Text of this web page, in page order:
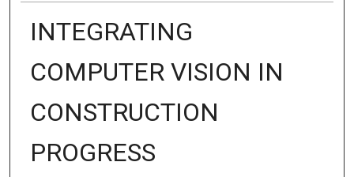
INTEGRATING
COMPUTER VISION IN
CONSTRUCTION
PROGRESS